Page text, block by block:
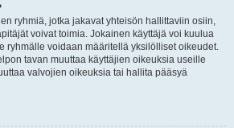
ryhmiä, jotka jakavat yhteisön hallittaviin osiin,
voivat toimia. Jokainen käyttäjä voi kuulua
ryhmälle voidaan määritellä yksilölliset oikeudet.
tavan muuttaa käyttäjien oikeuksia useille
valvojien oikeuksia tai hallita pääsyä